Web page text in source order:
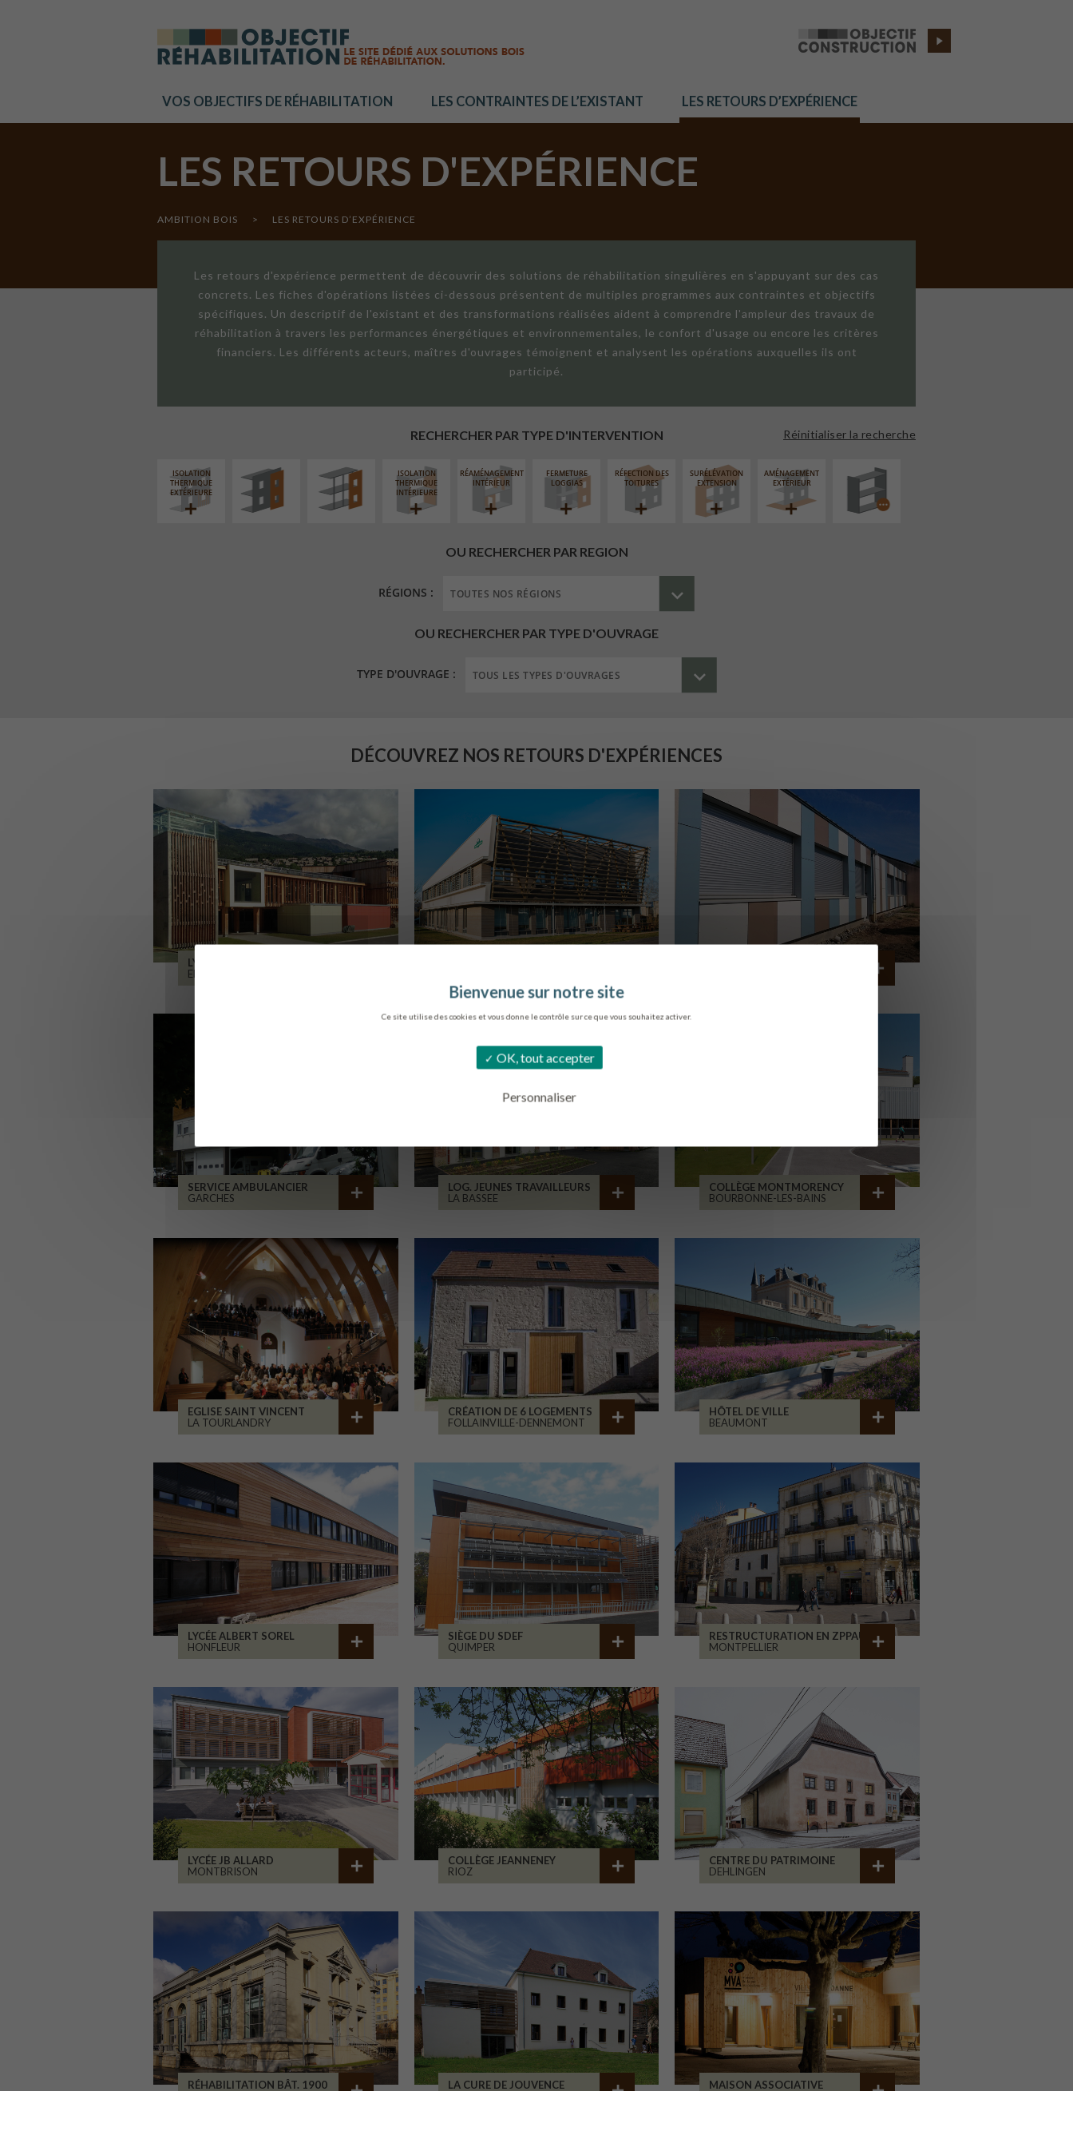
Ce site utilise des cookies et vous donne le contrôle sur ce que vous souhaitez activer.
OK, tout accepter
Personnaliser
VOS OBJECTIFS DE RÉHABILITATION LES CONTRAINTES DE L’EXISTANT LES RETOURS D’EXPÉRIENCE
LES RETOURS D'EXPÉRIENCE
AMBITION BOIS > LES RETOURS D’EXPÉRIENCE
Les retours d'expérience permettent de découvrir des solutions de réhabilitation singulières en s'appuyant sur des cas
concrets. Les fiches d'opérations listées ci-dessous présentent de multiples programmes aux contraintes et objectifs
spécifiques. Un descriptif de l'existant et des transformations réalisées aident à comprendre l'ampleur des travaux de
réhabilitation à travers les performances énergétiques et environnementales, le confort d'usage ou encore les critères
financiers. Les différents acteurs, maîtres d'ouvrages témoignent et analysent les opérations auxquelles ils ont
participé.
RECHERCHER PAR TYPE D'INTERVENTION Réinitialiser la recherche
ISOLATION
THERMIQUE
EXTÉRIEURE
ISOLATION
THERMIQUE
INTÉRIEURE
RÉAMÉNAGEMENT
INTÉRIEUR
FERMETURE
LOGGIAS
RÉFECTION DES
TOITURES
SURÉLÉVATION
EXTENSION
AMÉNAGEMENT
EXTÉRIEUR
OU RECHERCHER PAR REGION
RÉGIONS :
OU RECHERCHER PAR TYPE D'OUVRAGE
TYPE D'OUVRAGE :
DÉCOUVREZ NOS RETOURS D'EXPÉRIENCES
LYCÉE ALPES ET DURANCE
EMBRUN
SERVICE AMBULANCIER
GARCHES
LOG. JEUNES TRAVAILLEURS
LA BASSEE
COLLÈGE MONTMORENCY
BOURBONNE-LES-BAINS
EGLISE SAINT VINCENT
LA TOURLANDRY
CRÉATION DE 6 LOGEMENTS
FOLLAINVILLE-DENNEMONT
HÔTEL DE VILLE
BEAUMONT
LYCÉE ALBERT SOREL
HONFLEUR
SIÈGE DU SDEF
QUIMPER
RESTRUCTURATION EN ZPPAUP
MONTPELLIER
LYCÉE JB ALLARD
MONTBRISON
COLLÈGE JEANNENEY
RIOZ
CENTRE DU PATRIMOINE
DEHLINGEN
RÉHABILITATION BÂT. 1900
LA CURE DE JOUVENCE
MAISON ASSOCIATIVE